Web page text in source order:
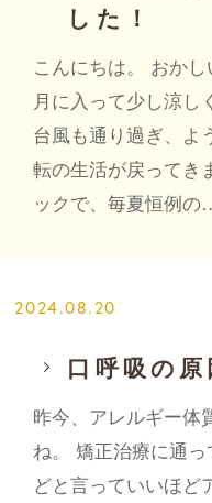
した！
こんにちは。 おか
月に入って少し涼し
台風も通り過ぎ、よ
転の生活が戻って
ックで、毎夏恒例
2024.08.20
口呼吸の
昨今、アレルギー体
ね。 矯正治療に通
どと言っていいほど